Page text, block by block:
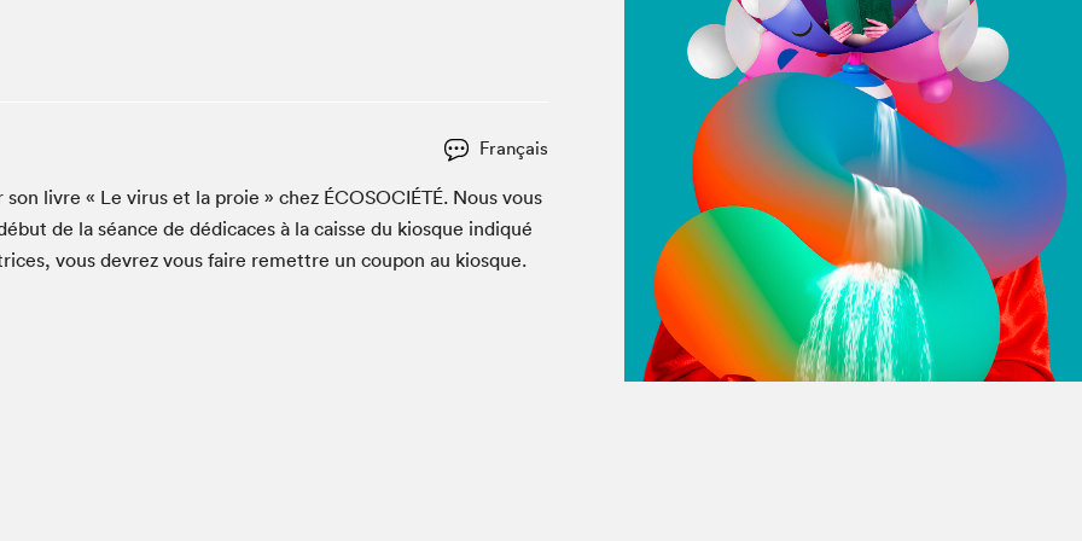
Le Salon dans ta classe
Liseur Public
Matinées scolaires Hydro-Québec
À propos du Salon
Liste des exposant·e·s
Liste des auteur·rice·s
Français
livre « Le virus et la proie » chez ÉCOSO­CIÉTÉ. Nous vous
de la séance de dédi­caces à la caisse du kiosque indiqué
vous devrez vous faire remet­tre un coupon au kiosque.